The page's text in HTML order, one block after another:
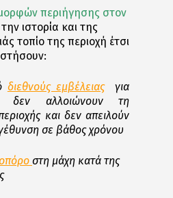
περιήγησης στον
ιστορία και της
τοπίο της περιοχή έτσι
διεθνούς εμβέλειας
για
δεν αλλοιώνουν τη
και δεν απειλούν
σε βάθος χρόνου
στη μάχη κατά της